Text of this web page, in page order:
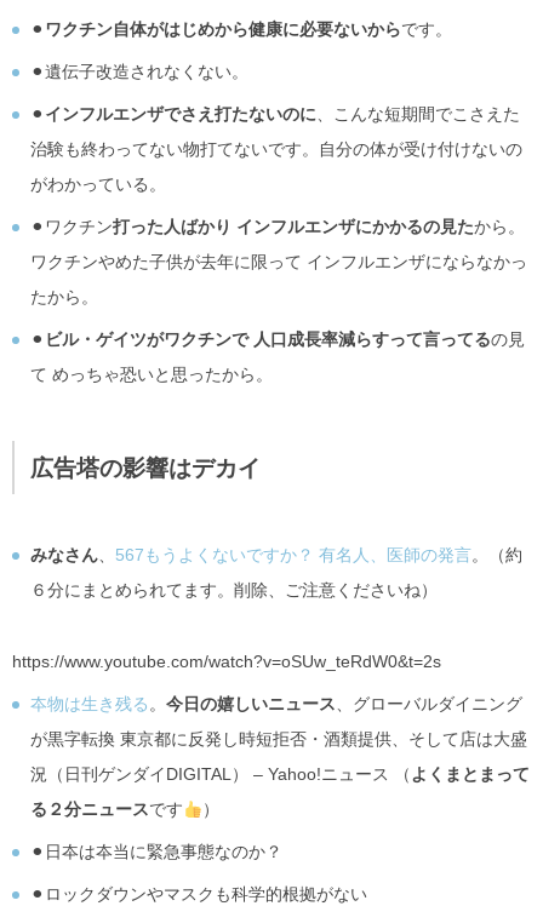
⚫︎ ワクチン自体がはじめから健康に必要ないからです。
⚫︎遺伝子改造されなくない。
⚫︎ インフルエンザでさえ打たないのに、こんな短期間でこさえた
治験も終わってない物打てないです。自分の体が受け付けないの
がわかっている。
⚫︎ワクチン打った人ばかり インフルエンザにかかるの見たから。
ワクチンやめた子供が去年に限って インフルエンザにならなかっ
たから。
⚫︎ ビル・ゲイツがワクチンで 人口成長率減らすって言ってるの見
て めっちゃ恐いと思ったから。
広告塔の影響はデカイ
みなさん、 567もうよくないですか？ 有名人、医師の発言。（約
６分にまとめられてます。削除、ご注意くださいね）
https://www.youtube.com/watch?v=oSUw_teRdW0&t=2s
夲物は生き残る 。 今日の嬉しいニュース 、グローバルダイニング
が黒字転換 東京都に反発し時短拒否・酒類提供、そして店は大盛
況（日刊ゲンダイDIGITAL） – Yahoo!ニュース （ よくまとまって
る２分ニュースです ）
⚫︎日夲は夲当に緊急事態なのか？
⚫︎ロックダウンやマスクも科学的根拠がない